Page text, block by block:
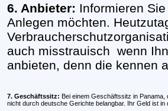
6. Anbieter: Informieren
Anlegen möchten.
auch misstrauisch wenn
anbieten, denn die kennen
7. Geschäftssitz: Bei einem Geschäftssitz in
nicht durch deutsche Gerichte belangbar. Ihr Geld ist